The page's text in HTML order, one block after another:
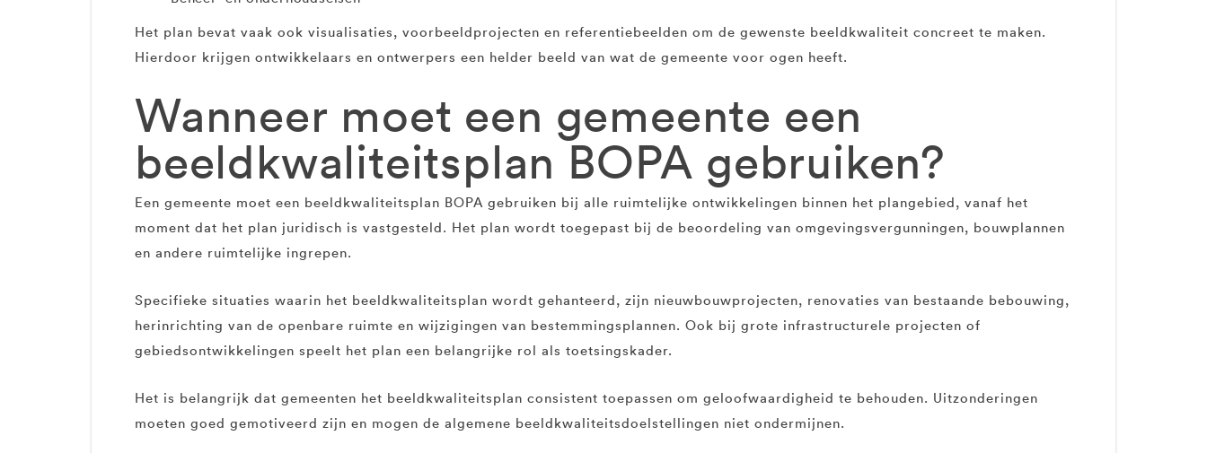
Het plan bevat vaak ook visualisaties, voorbeeldprojecten en referentiebeelden om de gewenste beeldkwaliteit concreet te maken.
Hierdoor krijgen ontwikkelaars en ontwerpers een helder beeld van wat de gemeente voor ogen heeft.
Wanneer moet een gemeente een
beeldkwaliteitsplan BOPA gebruiken?
Een gemeente moet een beeldkwaliteitsplan BOPA gebruiken bij alle ruimtelijke ontwikkelingen binnen het plangebied, vanaf het
moment dat het plan juridisch is vastgesteld. Het plan wordt toegepast bij de beoordeling van omgevingsvergunningen, bouwplannen
en andere ruimtelijke ingrepen.
Specifieke situaties waarin het beeldkwaliteitsplan wordt gehanteerd, zijn nieuwbouwprojecten, renovaties van bestaande bebouwing,
herinrichting van de openbare ruimte en wijzigingen van bestemmingsplannen. Ook bij grote infrastructurele projecten of
gebiedsontwikkelingen speelt het plan een belangrijke rol als toetsingskader.
Het is belangrijk dat gemeenten het beeldkwaliteitsplan consistent toepassen om geloofwaardigheid te behouden. Uitzonderingen
moeten goed gemotiveerd zijn en mogen de algemene beeldkwaliteitsdoelstellingen niet ondermijnen.